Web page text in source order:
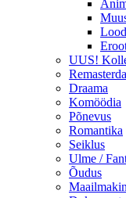
UUS!
Draama
Komöödia
Põnevus
Romantika
Seiklus
Ulme /
Õudus